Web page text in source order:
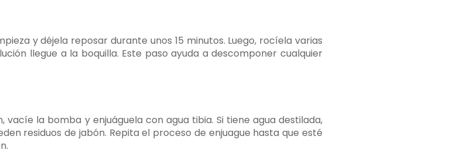
y déjela reposar durante unos 15 minutos. Luego, rocíela varias
llegue a la boquilla. Este paso ayuda a descomponer cualquier
vacíe la bomba y enjuáguela con agua tibia. Si tiene agua destilada,
residuos de jabón. Repita el proceso de enjuague hasta que esté